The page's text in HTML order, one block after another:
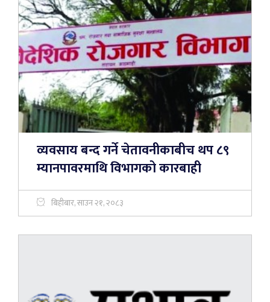
व्यवसाय बन्द गर्ने चेतावनीकाबीच थप ८९
म्यानपावरमाथि विभागको कारबाही
बिहीबार, साउन २१, २०८३